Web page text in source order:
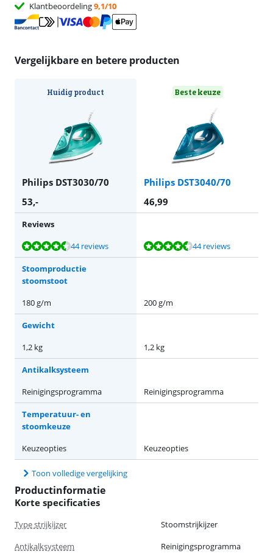
Klantbeoordeling9,1/10
Vergelijkbare en betere producten
Huidig product
Philips DST3030/70
Beste keuze
Philips DST3040/70
53,- 46,99
Reviews
Beoordeling is 8,6 van de 10, gebaseerd op 44 reviews.
44 reviews
Beoordeling is 8,6 van de 10, gebaseerd op 44 reviews.44 reviews
Stoomproductie
stoomstoot
180 g/m
200 g/m
Gewicht
1,2 kg
1,2 kg
Antikalksysteem
Reinigingsprogramma
Reinigingsprogramma
Temperatuur- en
stoomkeuze
Keuzeopties
Keuzeopties
Toon volledige vergelijking
Productinformatie
Korte specificaties
Type strijkijzer
Stoomstrijkijzer
Antikalksysteem
Reinigingsprogramma